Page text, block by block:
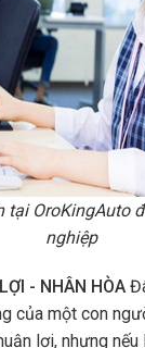
tại OroKingAuto
nghiệp
- NHÂN HÒA
của một con
lợi, nhưng